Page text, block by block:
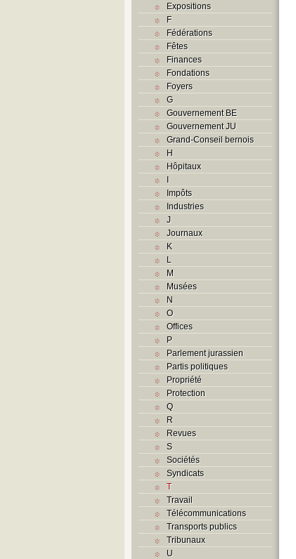
Expositions
F
Fédérations
Fêtes
Finances
Fondations
Foyers
G
Gouvernement BE
Gouvernement JU
Grand-Conseil bernois
H
Hôpitaux
I
Impôts
Industries
J
Journaux
K
L
M
Musées
N
O
Offices
P
Parlement jurassien
Partis politiques
Propriété
Protection
Q
R
Revues
S
Sociétés
Syndicats
T
Travail
Télécommunications
Transports publics
Tribunaux
U